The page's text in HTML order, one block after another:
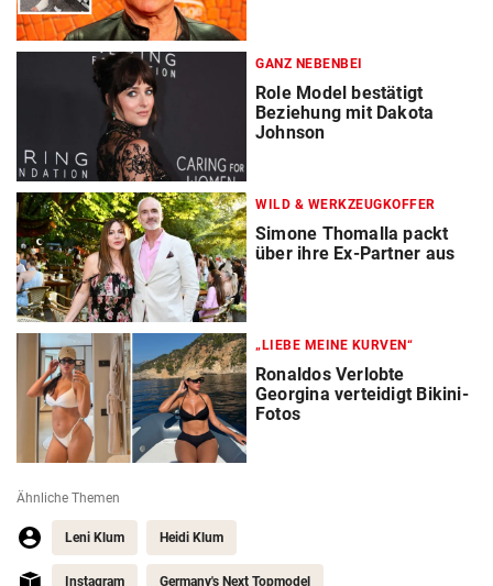
GANZ NEBENBEI
Role Model bestätigt
Beziehung mit Dakota
Johnson
WILD & WERKZEUGKOFFER
Simone Thomalla packt
über ihre Ex-Partner aus
„LIEBE MEINE KURVEN“
Ronaldos Verlobte
Georgina verteidigt Bikini-
Fotos
Ähnliche Themen
Leni Klum Heidi Klum
Instagram Germany's Next Topmodel